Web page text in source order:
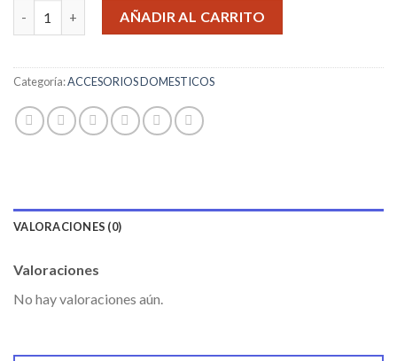
TERMO SF 500ML cantidadAÑADIR AL CARRITO
Categoría:ACCESORIOS DOMESTICOS
VALORACIONES (0)
Valoraciones
No hay valoraciones aún.